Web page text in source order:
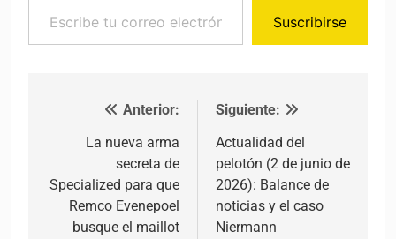
Suscribirse
Navegación de entradas
Anterior:
La nueva arma
secreta de
Specialized para que
Remco Evenepoel
busque el maillot
Siguiente:
Actualidad del
pelotón (2 de junio de
2026): Balance de
noticias y el caso
Niermann